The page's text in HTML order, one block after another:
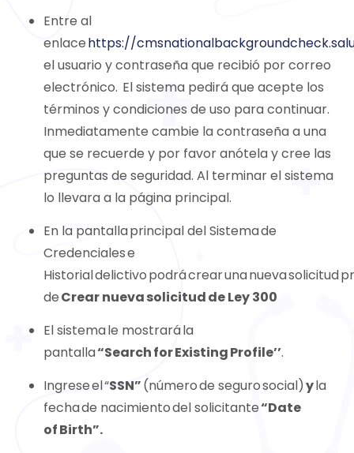
Entre al
enlacehttps://
el usuario y contraseña que recibió por correo
electrónico. El sistema pedirá que acepte los
términos y condiciones de uso para continuar.
Inmediatamente cambie la contraseña a una
que se recuerde y por favor anótela y cree las
preguntas de seguridad. Al terminar el sistema
lo llevara a la página principal.
En la pantalla principal del Sistema de
Credenciales e
Historial delictivo podrá crear una nueva solicitud
deCrear nueva solicitud de Ley 300
El sistema le mostrará la
pantalla“Search for Existing Profile’’.
Ingrese el “SSN”(número de seguro social)yla
fecha de nacimiento del solicitante“Date
of Birth”.